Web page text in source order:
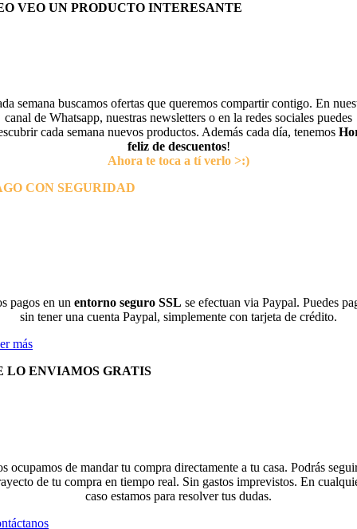
VEO UN PRODUCTO INTERESANTE
semana buscamos ofertas que queremos compartir contigo. En
canal de Whatsapp, nuestras newsletters o en la redes sociales puedes
cada semana nuevos productos. Además cada día, tenemos
feliz de descuentos!
Ahora te toca a tí verlo >:)
CON SEGURIDAD
pagos en un entorno seguro SSL se efectuan via Paypal. Puedes
sin tener una cuenta Paypal, simplemente con tarjeta de crédito.
más
LO ENVIAMOS GRATIS
ocupamos de mandar tu compra directamente a tu casa. Podrás
de tu compra en tiempo real. Sin gastos imprevistos. En
caso estamos para resolver tus dudas.